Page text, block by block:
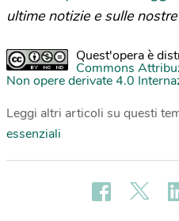
ultime notizie e sulle
Quest'opera è
Commons
Non opere derivate 4.0
Leggi altri articoli su questi
essenziali